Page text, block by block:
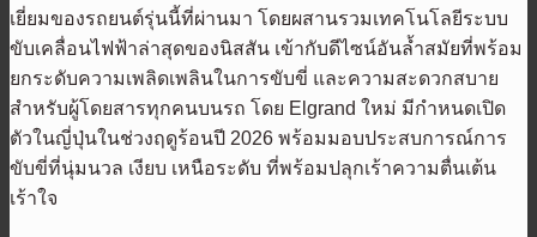
เยี่ยมของรถยนต์รุ่นนี้ที่ผ่านมา โดยผสานรวมเทคโนโลยีระบบ
ขับเคลื่อนไฟฟ้าล่าสุดของนิสสัน เข้ากับดีไซน์อันล้ำสมัยที่พร้อม
ยกระดับความเพลิดเพลินในการขับขี่ และความสะดวกสบาย
สำหรับผู้โดยสารทุกคนบนรถ โดย Elgrand ใหม่ มีกำหนดเปิด
ตัวในญี่ปุ่นในช่วงฤดูร้อนปี 2026 พร้อมมอบประสบการณ์การ
ขับขี่ที่นุ่มนวล เงียบ เหนือระดับ ที่พร้อมปลุกเร้าความตื่นเต้น
เร้าใจ